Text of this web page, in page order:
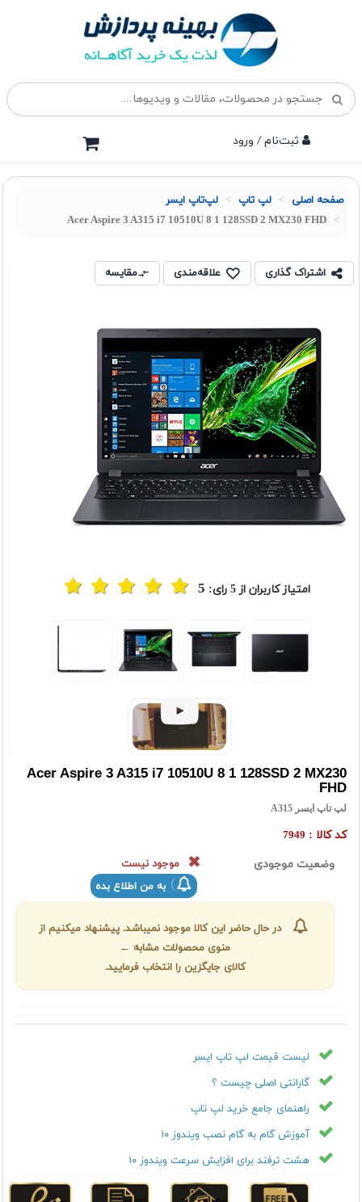
ثبت‌نام / ورود
صفحه اصلی لپ تاپ لپ‌تاپ ایسر
Acer Aspire 3 A315 i7 10510U 8 1 128SSD 2 MX230 FHD
اشتراک گذاری علاقه‌مندی مقایسه
امتیاز کاربران از5 رای: 5
Acer Aspire 3 A315 i7 10510U 8 1 128SSD 2 MX230
FHD
لپ تاپ ایسر A315
کد کالا : 7949
وضعیت موجودی
موجود نیست
به من اطلاع بده
در حال حاضر این کالا موجود نمیباشد. پیشنهاد میکنیم از
منوی محصولات مشابه ←
کالای جایگزین را انتخاب فرمایید.
لیست قیمت لپ تاپ ايسر
گارانتی اصلی چیست ؟
راهنمای جامع خرید لپ تاپ
آموزش گام به گام نصب ویندوز ۱۰
هشت ترفند برای افزایش سرعت ویندوز ۱۰